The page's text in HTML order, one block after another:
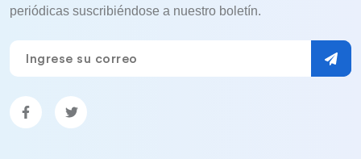
periódicas suscribiéndose a nuestro boletín.